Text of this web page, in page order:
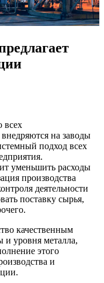
всех
на заводы
подход всех
уменьшить расходы
производства
деятельности
поставку сырья,
качественным
и уровня металла,
этого
и